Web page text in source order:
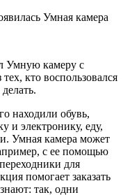
Умную камеру с
кто воспользовался
находили обувь,
и электронику, еду,
Умная камера может
с ее помощью
для
помогает заказать
так, одни